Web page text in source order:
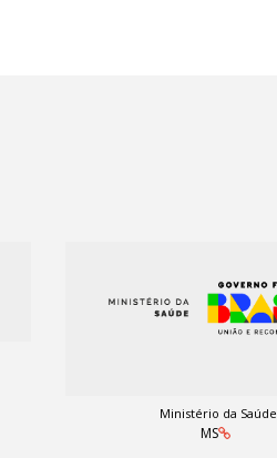
Ministério da Saúde
MS